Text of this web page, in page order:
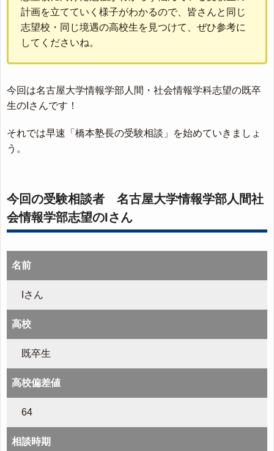
計画を立てていく様子がわかるので、皆さんと同じ
志望校・同じ境遇の高校生を見つけて、ぜひ参考に
してくださいね。
今回は名古屋大学情報学部人間・社会情報学科志望の既卒
生のIさんです！
それでは早速「橋本塾長の受験相談」を始めていきましょ
う。
今回の受験相談者 名古屋大学情報学部人間社
会情報学部志望のIさん
名前
Iさん
高校
既卒生
高校偏差値
64
相談時期